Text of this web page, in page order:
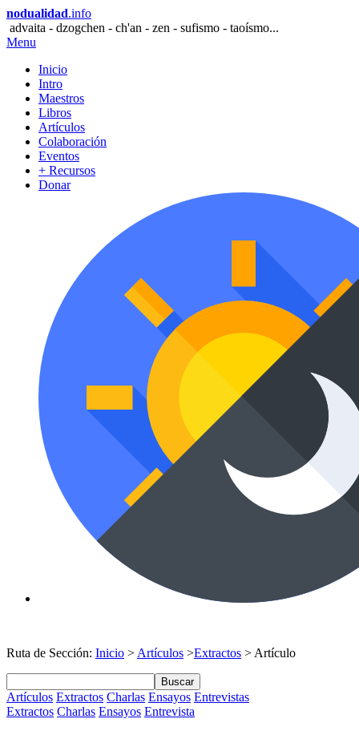
nodualidad.info
advaita - dzogchen - ch'an - zen - sufismo - taoísmo...
Menu
Inicio
Intro
Maestros
Libros
Artículos
Colaboración
Eventos
+ Recursos
Donar
Ruta de Sección: Inicio > Artículos >Extractos > Artículo
Buscar
Artículos Extractos Charlas Ensayos Entrevistas
Extractos Charlas Ensayos Entrevista